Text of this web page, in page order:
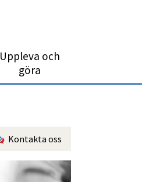
Uppleva och
göra
Kontakta oss